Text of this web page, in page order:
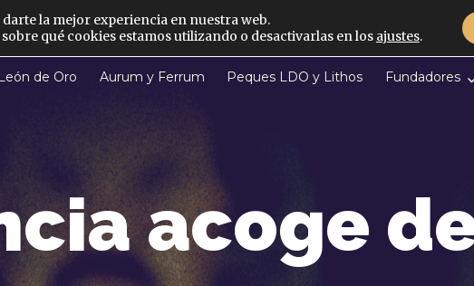
de Oro Aurum y Ferrum Peques LDO y Lithos Fundadores
acoge
la mejor experiencia en nuestra web.
qué cookies estamos utilizando o desactivarlas en los ajustes.